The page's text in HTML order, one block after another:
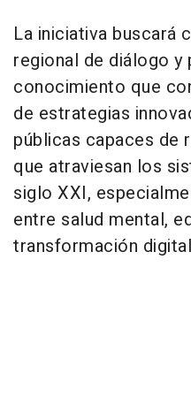
La iniciativa buscará
regional de diálogo y
conocimiento que
de estrategias
públicas capaces de
que atraviesan los
siglo XXI,
entre salud mental,
transformación